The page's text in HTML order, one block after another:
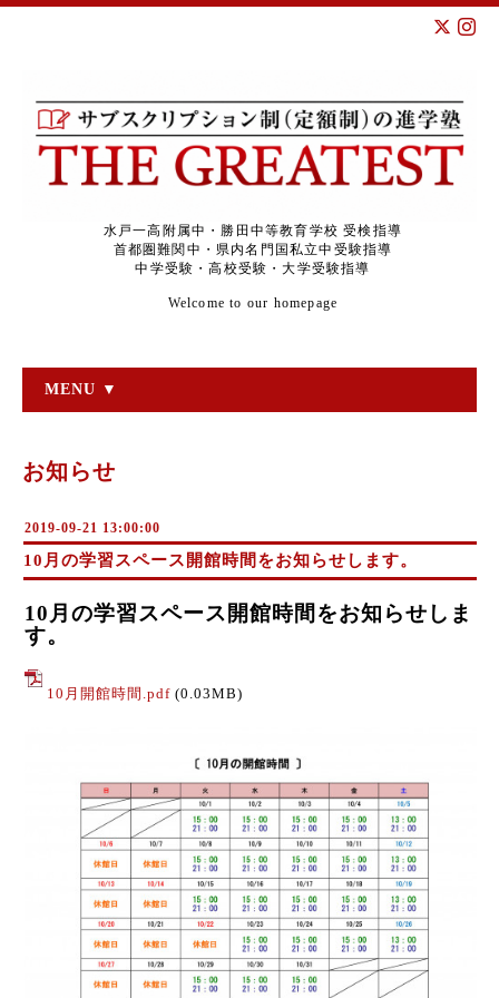
水戸一高附属中・勝田中等教育学校 受検指導
首都圏難関中・県内名門国私立中受験指導
中学受験・高校受験・大学受験指導
Welcome to our homepage
MENU ▼
お知らせ
2019-09-21 13:00:00
10月の学習スペース開館時間をお知らせします。
10月の学習スペース開館時間をお知らせしま
す。
10月開館時間.pdf (0.03MB)